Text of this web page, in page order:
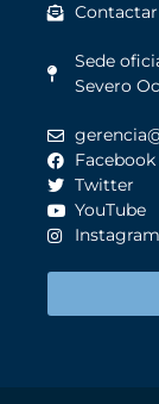
Sede
Severo
Facebook
Twitter
YouTube
Instagram